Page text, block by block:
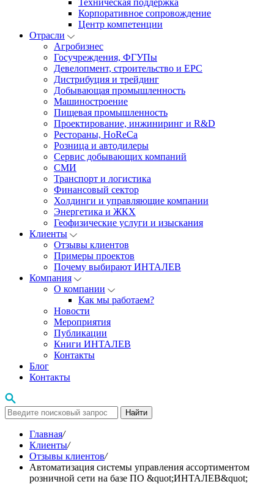
Техническая поддержка
Корпоративное сопровождение
Центр компетенции
Отрасли
Агробизнес
Госучреждения, ФГУПы
Девелопмент, строительство и EPC
Дистрибуция и трейдинг
Добывающая промышленность
Машиностроение
Пищевая промышленность
Проектирование, инжиниринг и R&D
Рестораны, HoReCa
Розница и автодилеры
Сервис добывающих компаний
СМИ
Транспорт и логистика
Финансовый сектор
Холдинги и управляющие компании
Энергетика и ЖКХ
Геофизические услуги и изыскания
Клиенты
Отзывы клиентов
Примеры проектов
Почему выбирают ИНТАЛЕВ
Компания
О компании
Как мы работаем?
Новости
Мероприятия
Публикации
Книги ИНТАЛЕВ
Контакты
Блог
Контакты
Найти
Главная/
Клиенты/
Отзывы клиентов/
Автоматизация системы управления ассортиментом
розничной сети на базе ПО &quot;ИНТАЛЕВ&quot;